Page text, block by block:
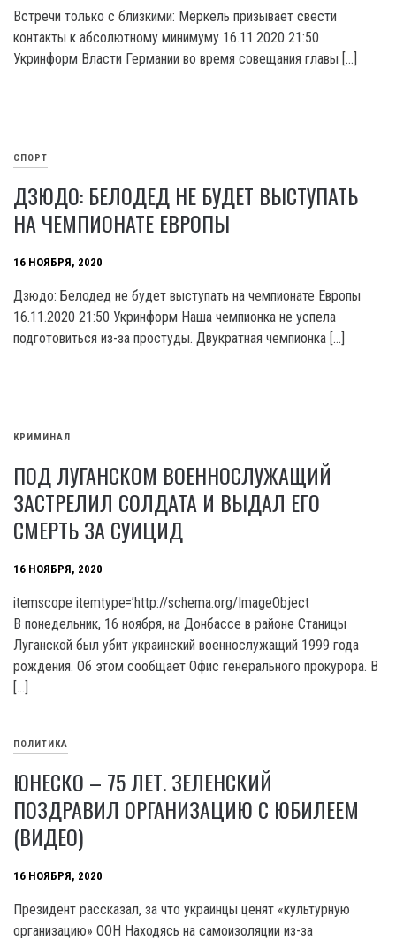
Встречи только с близкими: Меркель призывает свести
контакты к абсолютному минимуму 16.11.2020 21:50
Укринформ Власти Германии во время совещания главы […]
СПОРТ
ДЗЮДО: БЕЛОДЕД НЕ БУДЕТ ВЫСТУПАТЬ
НА ЧЕМПИОНАТЕ ЕВРОПЫ
16 НОЯБРЯ, 2020
Дзюдо: Белодед не будет выступать на чемпионате Европы
16.11.2020 21:50 Укринформ Наша чемпионка не успела
подготовиться из-за простуды. Двукратная чемпионка […]
КРИМИНАЛ
ПОД ЛУГАНСКОМ ВОЕННОСЛУЖАЩИЙ
ЗАСТРЕЛИЛ СОЛДАТА И ВЫДАЛ ЕГО
СМЕРТЬ ЗА СУИЦИД
16 НОЯБРЯ, 2020
itemscope itemtype=’http://schema.org/ImageObject
В понедельник, 16 ноября, на Донбассе в районе Станицы
Луганской был убит украинский военнослужащий 1999 года
рождения. Об этом сообщает Офис генерального прокурора. В
[…]
ПОЛИТИКА
ЮНЕСКО – 75 ЛЕТ. ЗЕЛЕНСКИЙ
ПОЗДРАВИЛ ОРГАНИЗАЦИЮ С ЮБИЛЕЕМ
(ВИДЕО)
16 НОЯБРЯ, 2020
Президент рассказал, за что украинцы ценят «культурную
организацию» ООН Находясь на самоизоляции из-за